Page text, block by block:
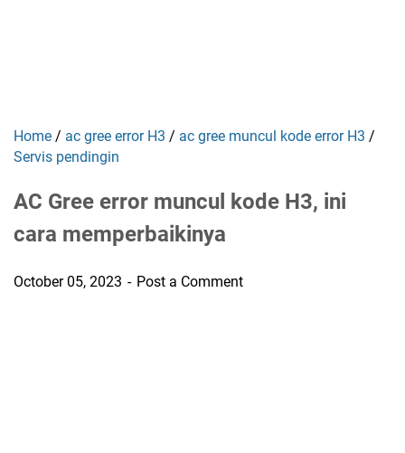
Home / ac gree error H3 / ac gree muncul kode error H3 /
Servis pendingin
AC Gree error muncul kode H3, ini
cara memperbaikinya
October 05, 2023 Post a Comment